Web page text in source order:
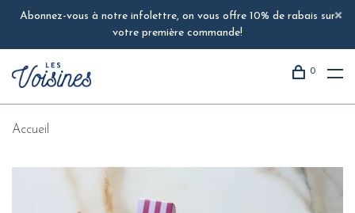
Abonnez-vous à notre infolettre, on vous offre 10% de rabais sur
votre première commande!
0
Accueil